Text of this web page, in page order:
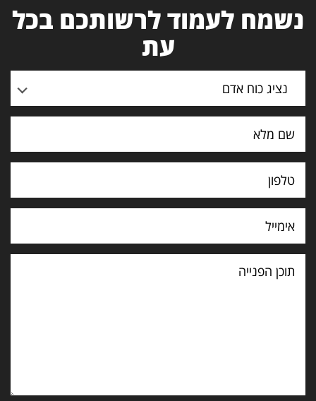
נשמח לעמוד לרשותכם בכל
עת
נציג כוח אדם
תוכן
הפנייה